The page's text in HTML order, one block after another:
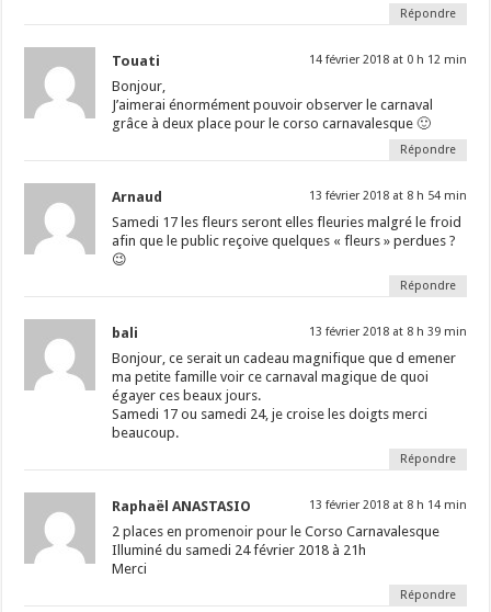
Répondre
Touati 14 février 2018 at 0 h 12 min
Bonjour,
J’aimerai énormément pouvoir observer le carnaval
grâce à deux place pour le corso carnavalesque 🙂
Répondre
Arnaud 13 février 2018 at 8 h 54 min
Samedi 17 les fleurs seront elles fleuries malgré le froid
afin que le public reçoive quelques « fleurs » perdues ?
😉
Répondre
bali 13 février 2018 at 8 h 39 min
Bonjour, ce serait un cadeau magnifique que d emener
ma petite famille voir ce carnaval magique de quoi
égayer ces beaux jours.
Samedi 17 ou samedi 24, je croise les doigts merci
beaucoup.
Répondre
Raphaël ANASTASIO 13 février 2018 at 8 h 14 min
2 places en promenoir pour le Corso Carnavalesque
Illuminé du samedi 24 février 2018 à 21h
Merci
Répondre